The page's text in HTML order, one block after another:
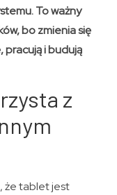
To ważny
bo zmienia się
pracują i budują
z
że tablet jest